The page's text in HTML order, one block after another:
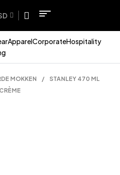
ApparelCorporateHospitality
MOKKEN /
STANLEY 470 ML